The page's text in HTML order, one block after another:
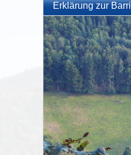
Erklärung zur